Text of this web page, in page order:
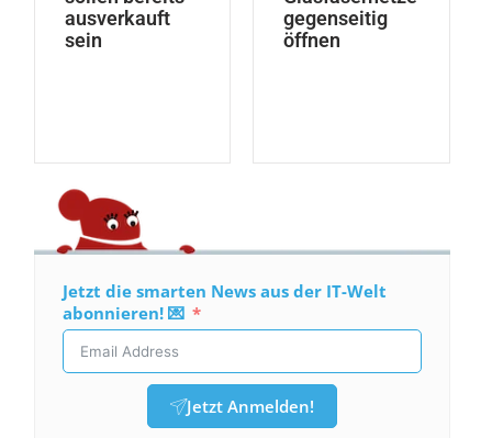
ausverkauft
sein
gegenseitig
öffnen
Jetzt die smarten News aus der IT-Welt
abonnieren! 💌
Jetzt Anmelden!